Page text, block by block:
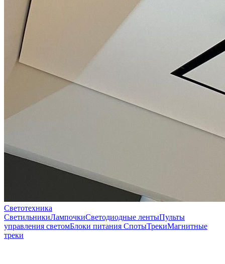
Светотехника
СветильникиЛампочкиСветодиодные лентыПульты
управления светомБлоки питания СпотыТрекиМагнитные
треки